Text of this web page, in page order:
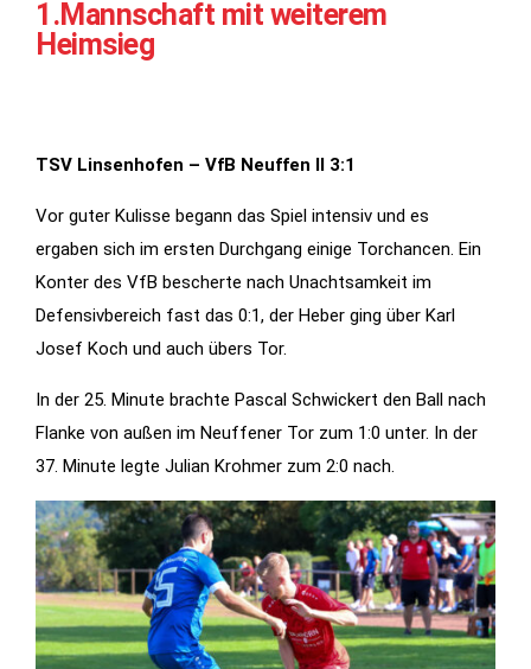
1.Mannschaft mit weiterem
Heimsieg
TSV Linsenhofen – VfB Neuffen II 3:1
Vor guter Kulisse begann das Spiel intensiv und es
ergaben sich im ersten Durchgang einige Torchancen. Ein
Konter des VfB bescherte nach Unachtsamkeit im
Defensivbereich fast das 0:1, der Heber ging über Karl
Josef Koch und auch übers Tor.
In der 25. Minute brachte Pascal Schwickert den Ball nach
Flanke von außen im Neuffener Tor zum 1:0 unter. In der
37. Minute legte Julian Krohmer zum 2:0 nach.
Notwendig
Diese
werden für
die
Funktionalität
benötigt.
Statistiken
Diese Cookies
geben uns
Informationen,
wie die